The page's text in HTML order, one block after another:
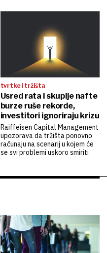
tvrtke i tržišta
Usred rata i skuplje nafte
burze ruše rekorde,
investitori ignoriraju krizu
Raiffeisen Capital Management
upozorava da tržišta ponovno
računaju na scenarij u kojem će
se svi problemi uskoro smiriti